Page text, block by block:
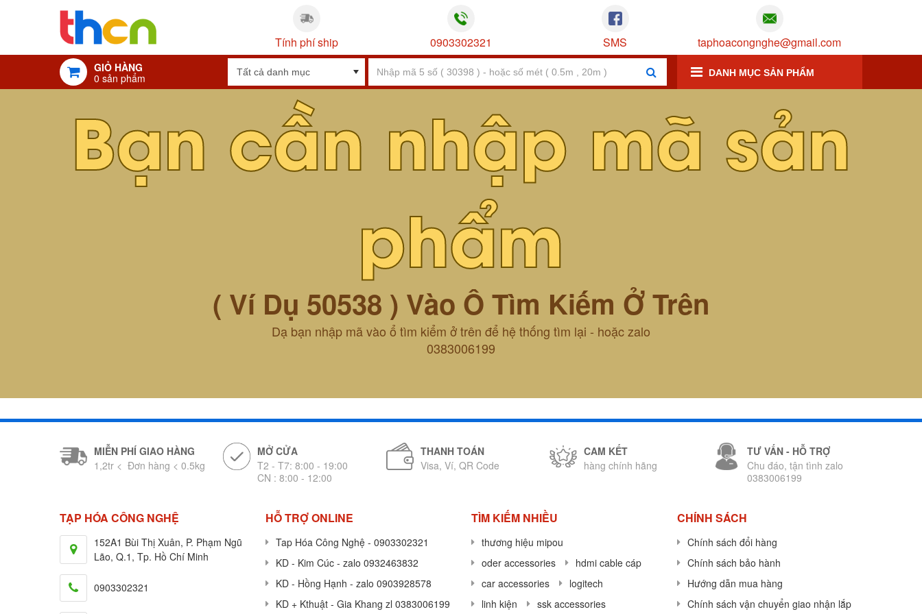
Tính phí ship 0903302321 SMS taphoacongnghe@gmail.com
GIỎ HÀNG
0 sản phẩm DANH MỤC SẢN PHẨM
Bạn cần nhập mã sản
phẩm
( Ví Dụ 50538 ) Vào Ô Tìm Kiếm Ở Trên
Dạ bạn nhập mã vào ổ tìm kiểm ở trên để hệ thống tìm lại - hoặc zalo
0383006199
MIỄN PHÍ GIAO HÀNG
1,2tr < Đơn hàng < 0.5kg
MỞ CỬA
T2 - T7: 8:00 - 19:00
CN : 8:00 - 12:00
THANH TOÁN
Visa, Ví, QR Code
CAM KẾT
hàng chính hãng
TƯ VẤN - HỖ TRỢ
Chu đáo, tận tình zalo
0383006199
TẠP HÓA CÔNG NGHỆ
152A1 Bùi Thị Xuân, P. Phạm Ngũ
Lão, Q.1, Tp. Hồ Chí Minh
0903302321
HỖ TRỢ ONLINE
Tap Hóa Công Nghệ - 0903302321
KD - Kim Cúc - zalo 0932463832
KD - Hồng Hạnh - zalo 0903928578
KD + Kthuật - Gia Khang zl 0383006199
TÌM KIẾM NHIỀU
thương hiệu mipou
oder accessories
hdmi cable cáp
car accessories
logitech
linh kiện
ssk accessories
CHÍNH SÁCH
Chính sách đổi hàng
Chính sách bảo hành
Hướng dẫn mua hàng
Chính sách vận chuyển giao nhận lắp